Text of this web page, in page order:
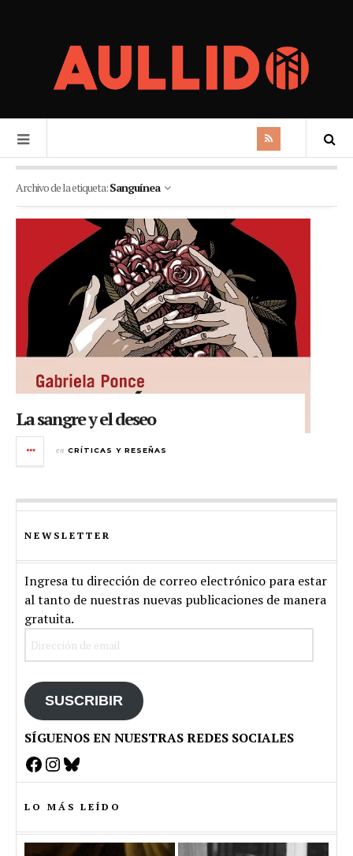
Archivo de la etiqueta:Sanguínea
La sangre y el deseo
en CRÍTICAS Y RESEÑAS
NEWSLETTER
Ingresa tu dirección de correo electrónico para estar
al tanto de nuestras nuevas publicaciones de manera
gratuita.
SUSCRIBIR
SÍGUENOS EN NUESTRAS REDES SOCIALES
Facebook
Instagram
Bluesky
LO MÁS LEÍDO